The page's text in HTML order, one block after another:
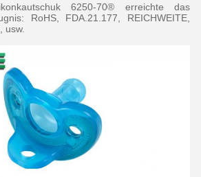
6250-70® erreichte das
RoHS, FDA.21.177, REICHWEITE,
usw.